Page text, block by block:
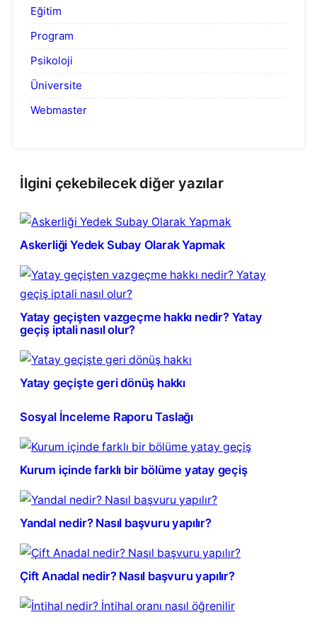
Eğitim
Program
Psikoloji
Üniversite
Webmaster
İlgini çekebilecek diğer yazılar
Askerliği Yedek Subay Olarak Yapmak
Yatay geçişten vazgeçme hakkı nedir? Yatay
geçiş iptali nasıl olur?
Yatay geçişte geri dönüş hakkı
Sosyal İnceleme Raporu Taslağı
Kurum içinde farklı bir bölüme yatay geçiş
Yandal nedir? Nasıl başvuru yapılır?
Çift Anadal nedir? Nasıl başvuru yapılır?